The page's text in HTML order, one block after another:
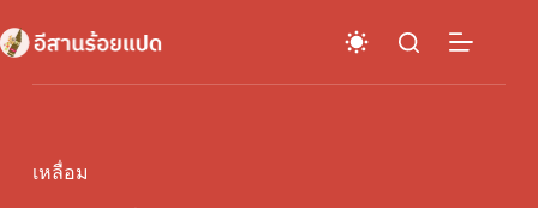
to
content
เหลื่อม